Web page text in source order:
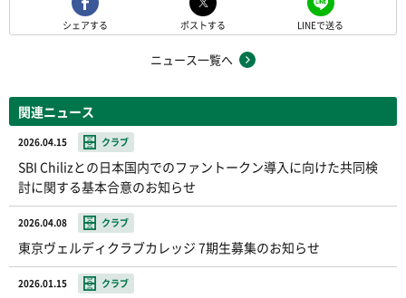
シェアする ポストする LINEで送る
ニュース一覧へ
関連ニュース
2026.04.15 クラブ
SBI Chilizとの日本国内でのファントークン導入に向けた共同検
討に関する基本合意のお知らせ
2026.04.08 クラブ
東京ヴェルディクラブカレッジ 7期生募集のお知らせ
2026.01.15 クラブ